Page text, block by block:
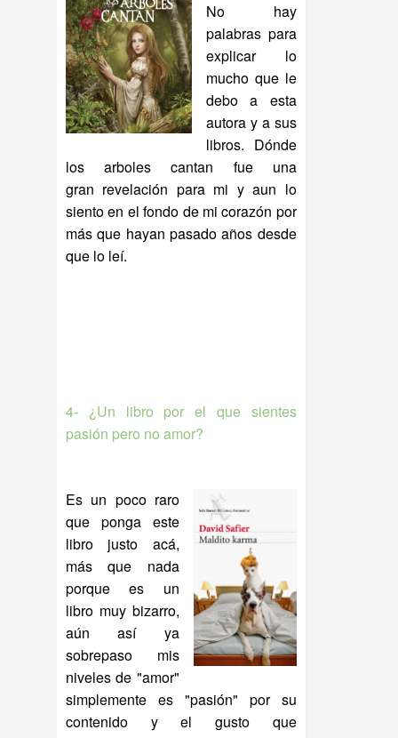
No hay
palabras para
explicar lo
mucho que le
debo a esta
autora y a sus
libros. Dónde
los arboles cantan fue una
gran revelación para mi y aun lo
siento en el fondo de mi corazón por
más que hayan pasado años desde
que lo leí.
4- ¿Un libro por el que sientes
pasión pero no amor?
Es un poco raro
que ponga este
libro justo acá,
más que nada
porque es un
libro muy bizarro,
aún así ya
sobrepaso mis
niveles de "amor"
simplemente es "pasión" por su
contenido y el gusto que